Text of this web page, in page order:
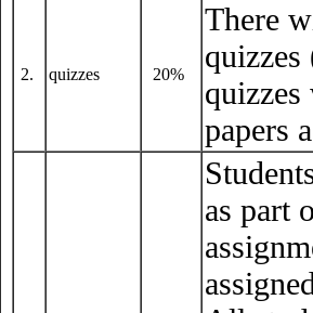
2. quizzes 20%
There
quizzes
papers
as part